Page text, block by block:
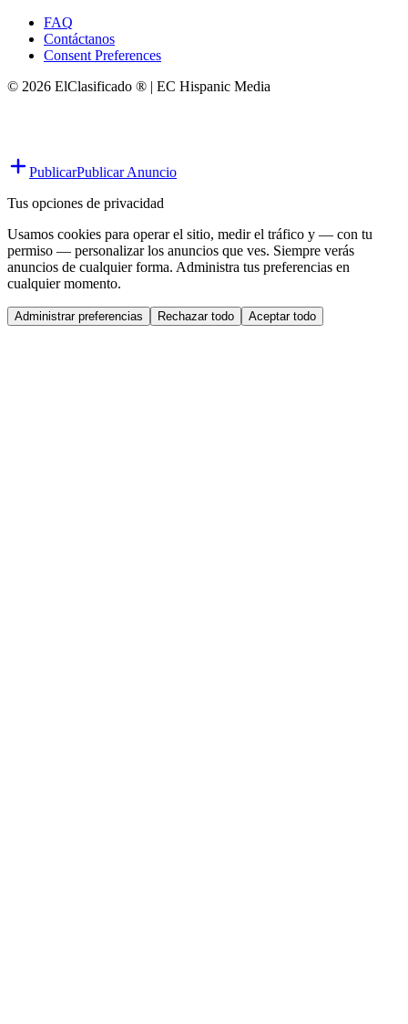
FAQ
Contáctanos
Consent Preferences
© 2026 ElClasificado ® | EC Hispanic Media
PublicarPublicar Anuncio
Tus opciones de privacidad
Usamos cookies para operar el sitio, medir el tráfico y — con tu
permiso — personalizar los anuncios que ves. Siempre verás
anuncios de cualquier forma. Administra tus preferencias en
cualquier momento.
Administrar preferencias Rechazar todo Aceptar todo